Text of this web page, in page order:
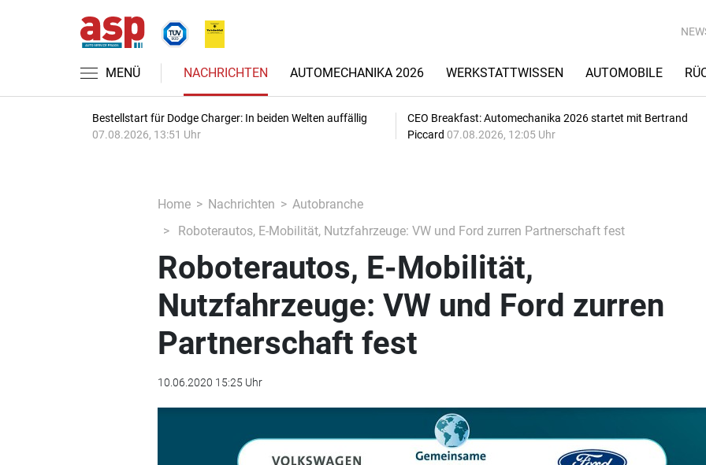
MENÜ NACHRICHTEN AUTOMECHANIKA 2026 WERKSTATTWISSEN AUTOMOBILE
Bestellstart für Dodge Charger: In beiden Welten auffällig
07.08.2026, 13:51 Uhr
CEO Breakfast: Automechanika 2026 startet mit Bertrand
Piccard 07.08.2026, 12:05 Uhr
Home Nachrichten
Autobranche
Roboterautos, E-Mobilität, Nutzfahrzeuge: VW und Ford zurren Partnerschaft fest
Roboterautos, E-Mobilität,
Nutzfahrzeuge: VW und Ford zurren
Partnerschaft fest
10.06.2020 15:25 Uhr